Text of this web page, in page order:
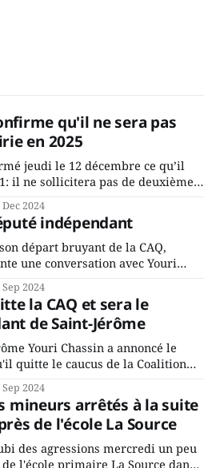
qu'il ne sera pas
en 2025
jeudi le 12 décembre ce qu’il
il ne sollicitera pas de deuxième
aux employés de la ville,
leur traditionnel souper
Dec 2024
indépendant
départ bruyant de la CAQ,
une conversation avec Youri
t-il candidat indépendant dans 2
parti, par exemple les
Que lui
Sep 2024
la CAQ et sera le
de Saint-Jérôme
Youri Chassin a annoncé le
quitte le caucus de la Coalition
surtout de son incapacité, qu'il
des
Sep 2024
mineurs arrêtés à la suite
de l'école La Source
des agressions mercredi un peu
l'école primaire La Source dans